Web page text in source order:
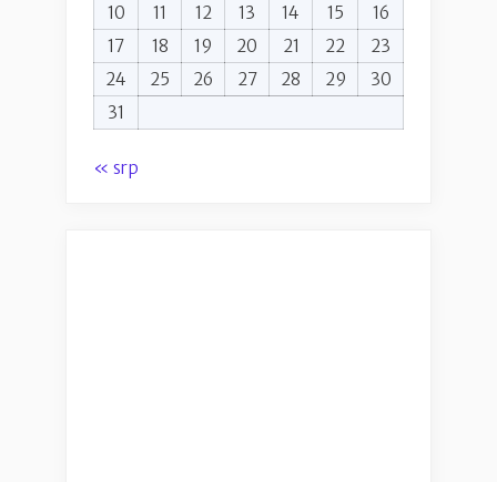
10
11 12 13 14 15
16
17
18 19 20 21 22
23
24
25 26 27 28 29
30
31
« srp